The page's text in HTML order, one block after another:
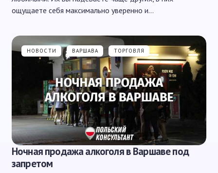
ощущаете себя максимально уверенно и…
НОВОСТИ ВАРШАВА ТОРГОВЛЯ
Ночная продажа алкоголя в Варшаве под
запретом